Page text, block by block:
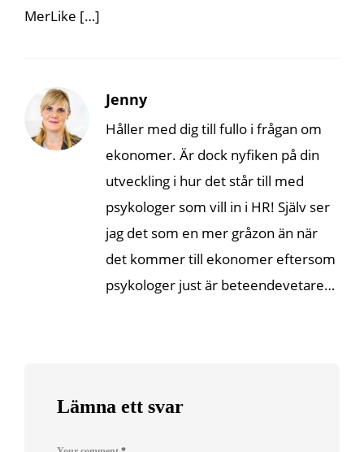
MerLike […]
Jenny
Håller med dig till fullo i frågan om
ekonomer. Är dock nyfiken på din
utveckling i hur det står till med
psykologer som vill in i HR! Själv ser
jag det som en mer gråzon än när
det kommer till ekonomer eftersom
psykologer just är beteendevetare…
Lämna ett svar